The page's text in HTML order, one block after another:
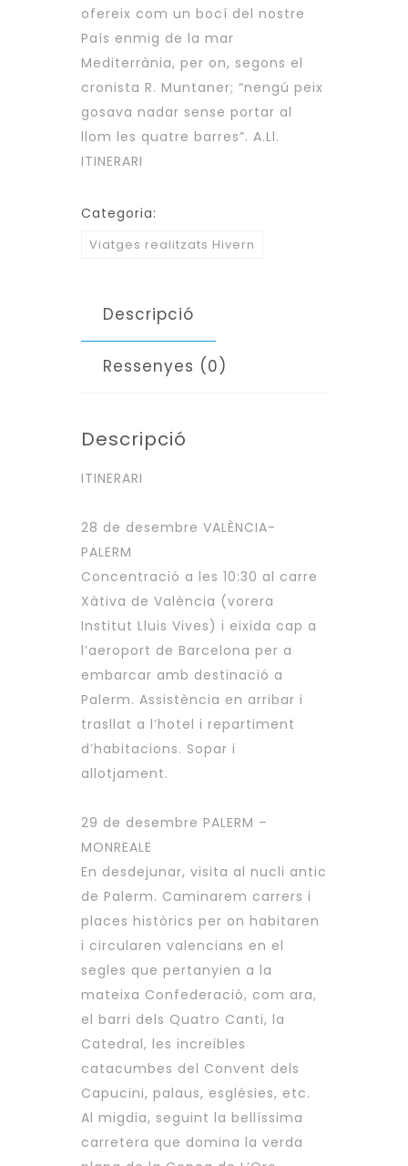
ofereix com un bocí del nostre
País enmig de la mar
Mediterrània, per on, segons el
cronista R. Muntaner; “nengú peix
gosava nadar sense portar al
llom les quatre barres”. A.Ll.
ITINERARI
Categoria:
Viatges realitzats Hivern
Descripció
Ressenyes (0)
Descripció
ITINERARI
28 de desembre VALÈNCIA-
PALERM
Concentració a les 10:30 al carre
Xàtiva de València (vorera
Institut Lluis Vives) i eixida cap a
l’aeroport de Barcelona per a
embarcar amb destinació a
Palerm. Assistència en arribar i
trasllat a l’hotel i repartiment
d’habitacions. Sopar i
allotjament.
29 de desembre PALERM –
MONREALE
En desdejunar, visita al nucli antic
de Palerm. Caminarem carrers i
places històrics per on habitaren
i circularen valencians en el
segles que pertanyien a la
mateixa Confederació, com ara,
el barri dels Quatro Canti, la
Catedral, les increïbles
catacumbes del Convent dels
Capucini, palaus, esglésies, etc.
Al migdia, seguint la bellíssima
carretera que domina la verda